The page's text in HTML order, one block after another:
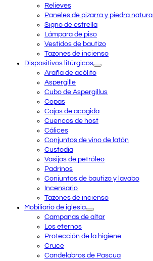
Relieves
Paneles de pizarra y piedra natural
Signo de estrella
Lámpara de piso
Vestidos de bautizo
Tazones de incienso
Dispositivos litúrgicos
Araña de acólito
Aspergille
Cubo de Aspergillus
Copas
Cajas de acogida
Cuencos de host
Cálices
Conjuntos de vino de latón
Custodia
Vasijas de petróleo
Padrinos
Conjuntos de bautizo y lavabo
Incensario
Tazones de incienso
Mobiliario de iglesia
Campanas de altar
Los eternos
Protección de la higiene
Cruce
Candelabros de Pascua